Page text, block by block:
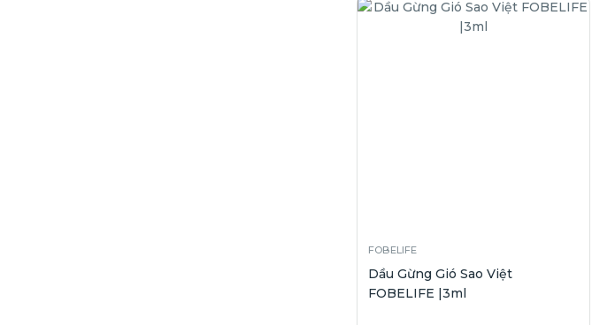
FOBELIFE
Dầu Gừng Gió Sao Việt
FOBELIFE |3ml